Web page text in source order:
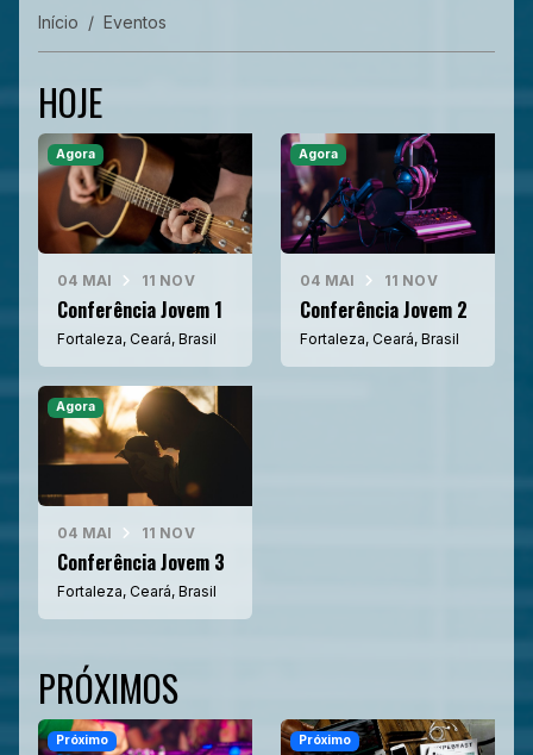
Início Eventos
HOJE
04 MAI 11 NOV
Conferência Jovem 1
Fortaleza, Ceará, Brasil
Agora
04 MAI 11 NOV
Conferência Jovem 2
Fortaleza, Ceará, Brasil
Agora
04 MAI 11 NOV
Conferência Jovem 3
Fortaleza, Ceará, Brasil
Agora
PRÓXIMOS
Próximo Próximo